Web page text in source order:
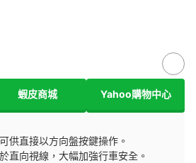
蝦皮商城 Yahoo購物中心
供直接以方向盤按鍵操作。
直向視線，大幅加強行車安全。